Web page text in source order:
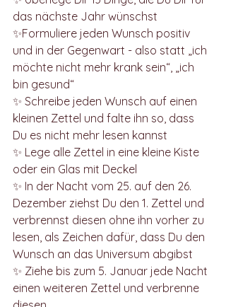
das nächste Jahr wünschst
✨Formuliere jeden Wunsch positiv
und in der Gegenwart - also statt „ich
möchte nicht mehr krank sein“, „ich
bin gesund“
✨ Schreibe jeden Wunsch auf einen
kleinen Zettel und falte ihn so, dass
Du es nicht mehr lesen kannst
✨ Lege alle Zettel in eine kleine Kiste
oder ein Glas mit Deckel
✨ In der Nacht vom 25. auf den 26.
Dezember ziehst Du den 1. Zettel und
verbrennst diesen ohne ihn vorher zu
lesen, als Zeichen dafür, dass Du den
Wunsch an das Universum abgibst
✨ Ziehe bis zum 5. Januar jede Nacht
einen weiteren Zettel und verbrenne